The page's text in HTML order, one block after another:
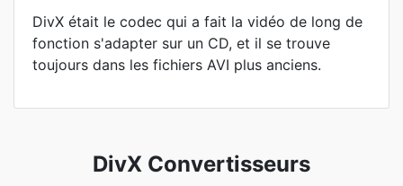
DivX était le codec qui a fait la vidéo de long de
fonction s'adapter sur un CD, et il se trouve
toujours dans les fichiers AVI plus anciens.
DivX Convertisseurs